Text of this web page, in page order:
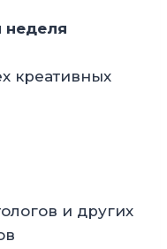
неделя
креативных
и других